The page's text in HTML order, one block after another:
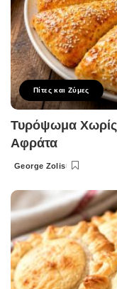
Πίτες και Ζύμες
Τυρόψωμα Χωρίς
Αφράτα
Posted
George Zolis